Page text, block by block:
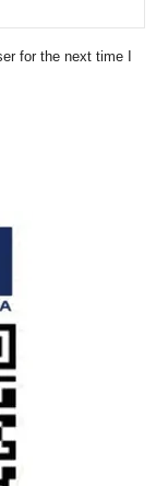
for the next time I